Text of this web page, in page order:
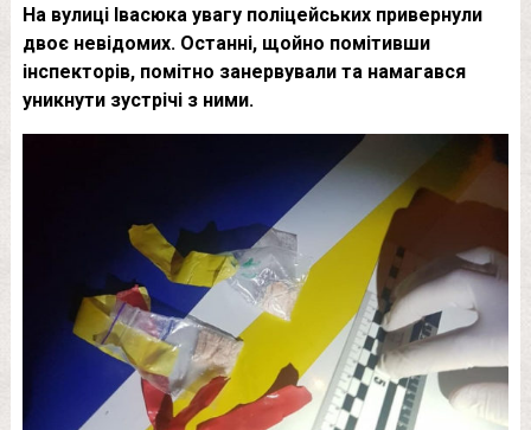
На вулиці Івасюка увагу поліцейських привернули
двоє невідомих. Останні, щойно помітивши
інспекторів, помітно занервували та намагався
уникнути зустрічі з ними.